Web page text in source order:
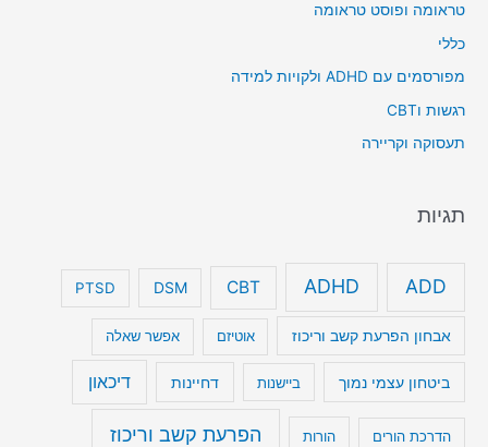
טראומה ופוסט טראומה
כללי
מפורסמים עם ADHD ולקויות למידה
רגשות וCBT
תעסוקה וקריירה
תגיות
ADD
ADHD
CBT
DSM
PTSD
אבחון הפרעת קשב וריכוז אוטיזם אפשר שאלה
ביטחון עצמי נמוך ביישנות דחיינות דיכאון
הדרכת הורים הורות הפרעת קשב וריכוז